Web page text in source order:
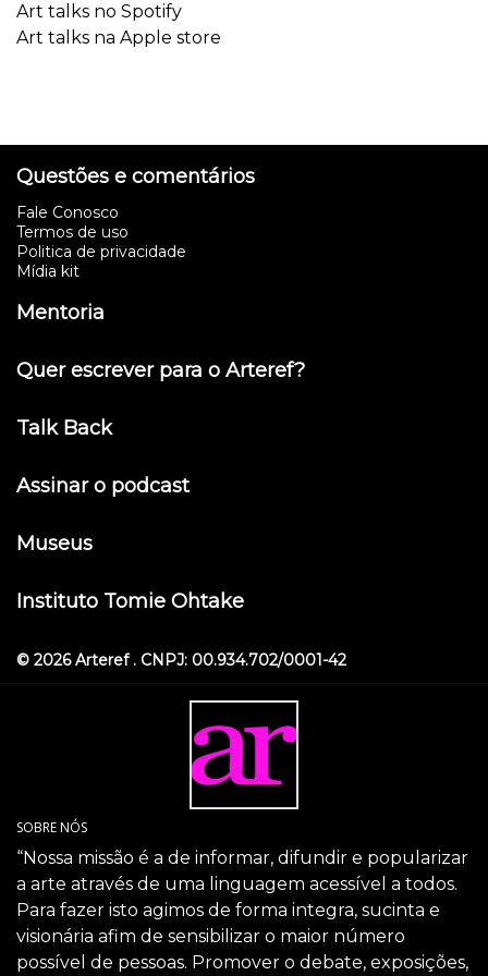
Art talks no Spotify
Art talks na Apple store
Questões e comentários
Fale Conosco
Termos de uso
Politica de privacidade
Mídia kit
Mentoria
Quer escrever para o Arteref?
Talk Back
Assinar o podcast
Museus
Instituto Tomie Ohtake
© 2026 Arteref . CNPJ: 00.934.702/0001-42
SOBRE NÓS
“Nossa missão é a de informar, difundir e popularizar
a arte através de uma linguagem acessível a todos.
Para fazer isto agimos de forma integra, sucinta e
visionária afim de sensibilizar o maior número
possível de pessoas. Promover o debate, exposições,